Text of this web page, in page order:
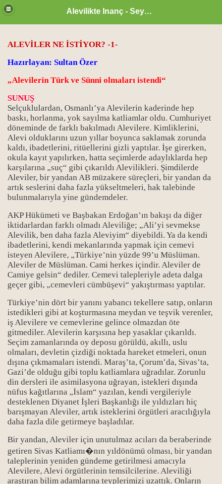
Alevilikte Inanç - Seyyid Hakkı
ALEVİLER NE İSTİYOR? -1-
Hazırlayan: Sultan Özer
„Alevilerin Türk ve Sünni olmaları istendi“
SUNUŞ
Selçuklulardan, Osmanlı’ya Alevilerin kaderinde hep
baskı, horlanma, yok sayılma katliamlar oldu. Cumhuriyet
döneminde de farklı bakılmadı Alevilere. Kimliklerini,
Alevi olduklarını uzun yıllar boyunca saklamak zorunda
kaldı, ibadetlerini, ritüellerini gizli yaptılar. İşe girerken,
okula kayıt yapılırken, hatta seçimlerde adaylıklarda hep
karşılarına „suç“ gibi çıkarıldı Alevilikleri. Şimdilerde
Aleviler, bir yandan AB müzakere süreçleri, bir yandan da
artık seslerini daha fazla yükseltmeleri, hak talebinde
bulunmalarıyla yine gündemdeler.
AKP Hükümeti ve Başbakan Erdoğan’ın bakışı da diğer
iktidarlardan farklı olmadı Aleviliğe; „Ali’yi sevmekse
Alevilik, ben daha fazla Aleviyim“ diyebildi. Ya da kendi
ibadetlerini, kendi mekanlarında yapmak için cemevi
isteyen Alevilere, „Türkiye’nin yüzde 99’u Müslüman.
Aleviler de Müslüman. Cami herkes içindir. Aleviler de
Camiye gelsin“ dediler. Cemevi talepleriyle adeta dalga
geçer gibi, „cemevleri cümbüşevi“ yakıştırması yaptılar.
Türkiye’nin dört bir yanını yabancı tekellere satıp, onların
istedikleri gibi at koşturmasına meydan ve teşvik verenler,
iş Alevilere ve cemevlerine gelince olmazdan öte
gitmediler. Alevilerin karşısına hep yasaklar çıkarıldı.
Seçim zamanlarında oy deposu görüldü, akıllı, uslu
olmaları, devletin çizdiği noktada hareket etmeleri, onun
dışına çıkmamaları istendi. Maraş’ta, Çorum’da, Sivas’ta,
Gazi’de olduğu gibi toplu katliamlara uğradılar. Zorunlu
din dersleri ile asimilasyona uğrayan, istekleri dışında
nüfus kağıtlarına „İslam“ yazılan, kendi vergileriyle
desteklenen Diyanet İşleri Başkanlığı ile yıldızları hiç
barışmayan Aleviler, artık isteklerini örgütleri aracılığıyla
daha fazla dile getirmeye başladılar.
Bir yandan, Aleviler için unutulmaz acıları da beraberinde
getiren Sivas Katliamı�nın yıldönümü olması, bir yandan
taleplerinin yeniden gündeme getirilmesi amacıyla
Alevilere, Alevi örgütlerinin temsilcilerine. Aleviliği
araştıran bilim adamlarına teyplerimizi uzattık. Onların
ayı